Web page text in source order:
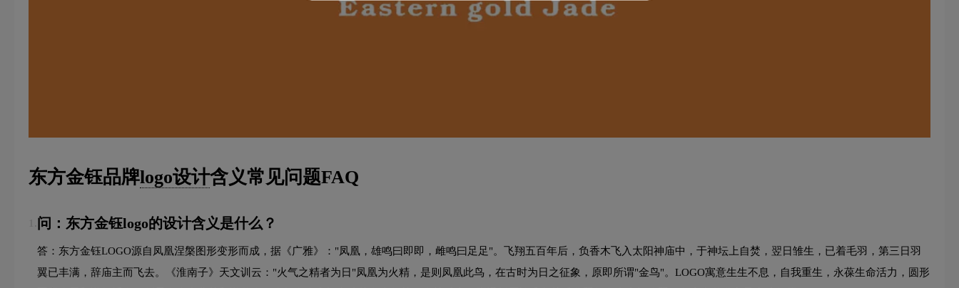
东方金钰品牌logo设计含义常见问题FAQ
问：东方金钰logo的设计含义是什么？
答：东方金钰LOGO源自凤凰涅槃图形变形而成，据《广雅》："凤凰，雄鸣曰即即，雌鸣曰足足"。飞翔五百年后，负香木飞入太阳神庙中，于神坛上自焚，翌日雏生，已着毛羽，第三日羽
翼已丰满，辞庙主而飞去。《淮南子》天文训云："火气之精者为日"凤凰为火精，是则凤凰此鸟，在古时为日之征象，原即所谓"金鸟"。LOGO寓意生生不息，自我重生，永葆生命活力，圆形